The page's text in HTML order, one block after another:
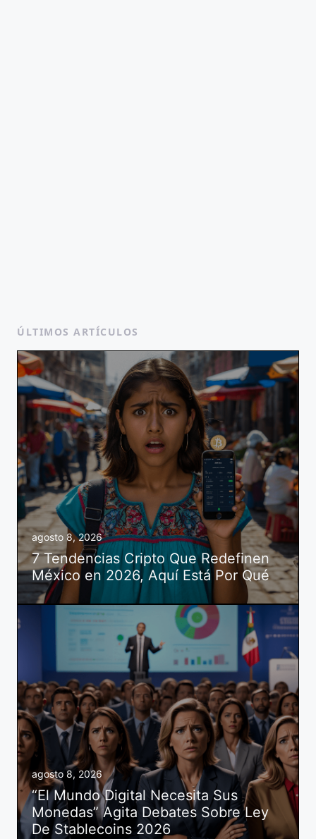
ÚLTIMOS ARTÍCULOS
agosto 8, 2026
7 Tendencias Cripto Que Redefinen
México en 2026, Aquí Está Por Qué
agosto 8, 2026
“El Mundo Digital Necesita Sus
Monedas” Agita Debates Sobre Ley
De Stablecoins 2026